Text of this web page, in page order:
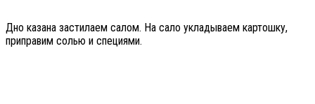
Дно казана застилаем салом. На сало укладываем картошку,
приправим солью и специями.